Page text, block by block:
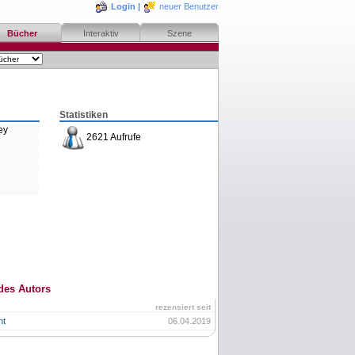
Login | neuer Benutzer
Bücher Interaktiv Szene
Statistiken
2621 Aufrufe
Autors
rezensiert seit
06.04.2019